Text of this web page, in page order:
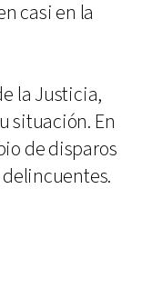
casi en la
la Justicia,
situación. En
de disparos